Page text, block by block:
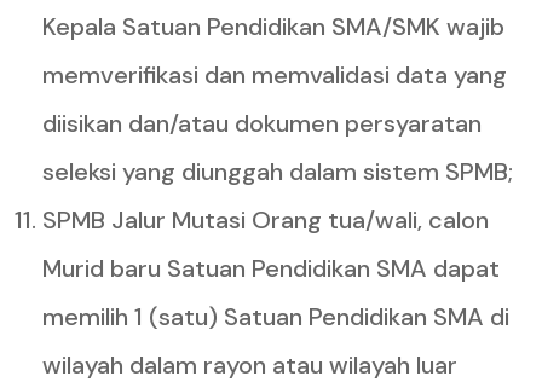
Kepala Satuan Pendidikan SMA/SMK wajib
memverifikasi dan memvalidasi data yang
diisikan dan/atau dokumen persyaratan
seleksi yang diunggah dalam sistem SPMB;
SPMB Jalur Mutasi Orang tua/wali, calon
Murid baru Satuan Pendidikan SMA dapat
memilih 1 (satu) Satuan Pendidikan SMA di
wilayah dalam rayon atau wilayah luar